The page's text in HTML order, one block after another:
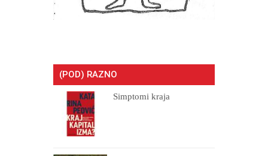
(POD) RAZNO
Simptomi kraja